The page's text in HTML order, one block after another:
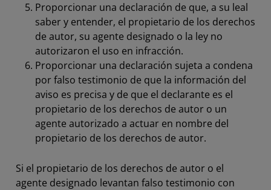
Proporcionar una declaración de que, a su leal
saber y entender, el propietario de los derechos
de autor, su agente designado o la ley no
autorizaron el uso en infracción.
Proporcionar una declaración sujeta a condena
por falso testimonio de que la información del
aviso es precisa y de que el declarante es el
propietario de los derechos de autor o un
agente autorizado a actuar en nombre del
propietario de los derechos de autor.
Si el propietario de los derechos de autor o el
agente designado levantan falso testimonio con